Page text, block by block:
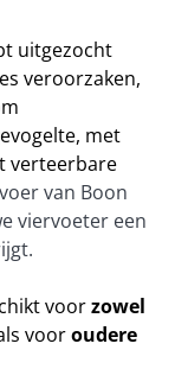
uitgezocht
veroorzaken,
met
verteerbare
van Boon
viervoeter een
voor zowel
voor oudere